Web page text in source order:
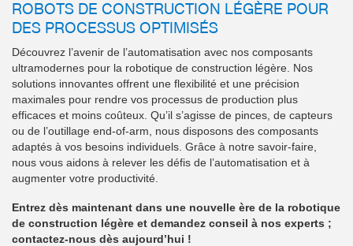
ROBOTS DE CONSTRUCTION LÉGÈRE POUR
DES PROCESSUS OPTIMISÉS
Découvrez l’avenir de l’automatisation avec nos composants
ultramodernes pour la robotique de construction légère. Nos
solutions innovantes offrent une flexibilité et une précision
maximales pour rendre vos processus de production plus
efficaces et moins coûteux. Qu’il s’agisse de pinces, de capteurs
ou de l’outillage end-of-arm, nous disposons des composants
adaptés à vos besoins individuels. Grâce à notre savoir-faire,
nous vous aidons à relever les défis de l’automatisation et à
augmenter votre productivité.
Entrez dès maintenant dans une nouvelle ère de la robotique
de construction légère et demandez conseil à nos experts ;
contactez-nous dès aujourd’hui !